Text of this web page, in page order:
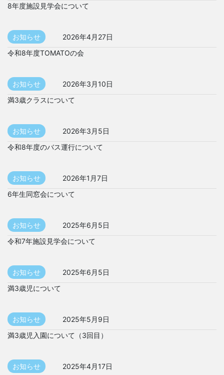
8年度施設見学会について
お知らせ
2026年4月27日
令和8年度TOMATOの会
お知らせ
2026年3月10日
満3歳クラスについて
お知らせ
2026年3月5日
令和8年度のバス運行について
お知らせ
2026年1月7日
6年生同窓会について
お知らせ
2025年6月5日
令和7年施設見学会について
お知らせ
2025年6月5日
満3歳児について
お知らせ
2025年5月9日
満3歳児入園について（3回目）
お知らせ 2025年4月17日